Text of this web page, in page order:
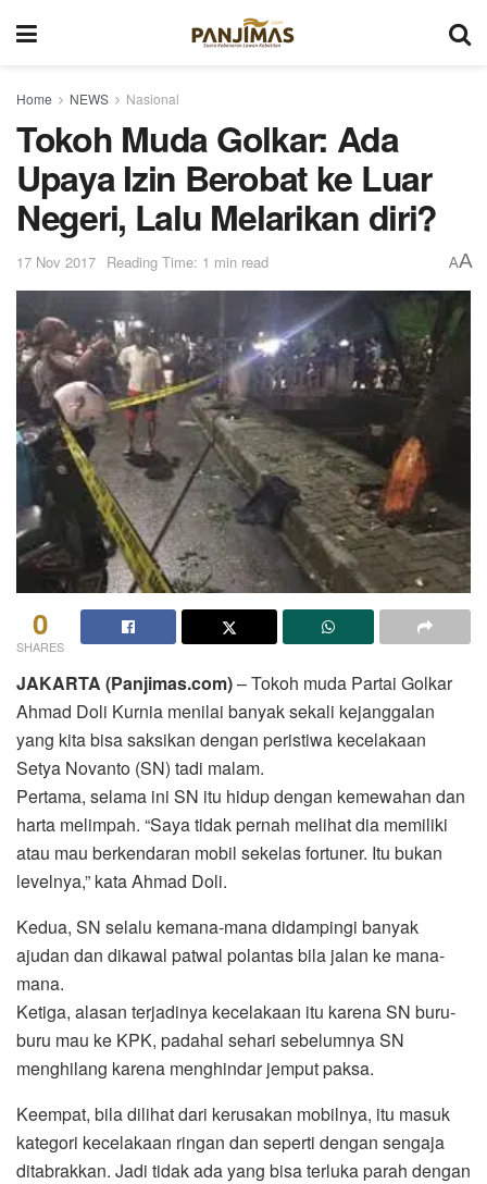
Home NEWS Nasional
Tokoh Muda Golkar: Ada
Upaya Izin Berobat ke Luar
Negeri, Lalu Melarikan diri?
17 Nov 2017 Reading Time: 1 min read AA
0
SHARES
JAKARTA (Panjimas.com)– Tokoh muda Partai Golkar
Ahmad Doli Kurnia menilai banyak sekali kejanggalan
yang kita bisa saksikan dengan peristiwa kecelakaan
Setya Novanto (SN) tadi malam.
Pertama, selama ini SN itu hidup dengan kemewahan dan
harta melimpah. “Saya tidak pernah melihat dia memiliki
atau mau berkendaran mobil sekelas fortuner. Itu bukan
levelnya,” kata Ahmad Doli.
Kedua, SN selalu kemana-mana didampingi banyak
ajudan dan dikawal patwal polantas bila jalan ke mana-
mana.
Ketiga, alasan terjadinya kecelakaan itu karena SN buru-
buru mau ke KPK, padahal sehari sebelumnya SN
menghilang karena menghindar jemput paksa.
Keempat, bila dilihat dari kerusakan mobilnya, itu masuk
kategori kecelakaan ringan dan seperti dengan sengaja
ditabrakkan. Jadi tidak ada yang bisa terluka parah dengan